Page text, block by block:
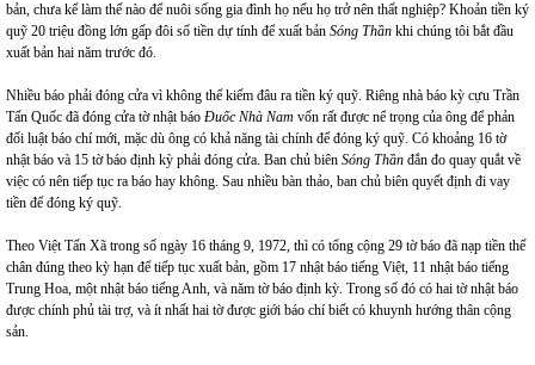
bản, chưa kể làm thế nào để nuôi sống gia đình họ nếu họ trở nên thất nghiệp? Khoản tiền ký
quỹ 20 triệu đồng lớn gấp đôi số tiền dự tính để xuất bản Sóng Thần khi chúng tôi bắt đầu
xuất bản hai năm trước đó.
Nhiều báo phải đóng cửa vì không thể kiếm đâu ra tiền ký quỹ. Riêng nhà báo kỳ cựu Trần
Tấn Quốc đã đóng cửa tờ nhật báo Đuốc Nhà Nam vốn rất được nể trọng của ông để phản
đối luật báo chí mới, mặc dù ông có khả năng tài chính để đóng ký quỹ. Có khoảng 16 tờ
nhật báo và 15 tờ báo định kỳ phải đóng cửa. Ban chủ biên Sóng Thần đắn đo quay quắt về
việc có nên tiếp tục ra báo hay không. Sau nhiều bàn thảo, ban chủ biên quyết định đi vay
tiền để đóng ký quỹ.
Theo Việt Tấn Xã trong số ngày 16 tháng 9, 1972, thì có tổng cộng 29 tờ báo đã nạp tiền thế
chân đúng theo kỳ hạn để tiếp tục xuất bản, gồm 17 nhật báo tiếng Việt, 11 nhật báo tiếng
Trung Hoa, một nhật báo tiếng Anh, và năm tờ báo định kỳ. Trong số đó có hai tờ nhật báo
được chính phủ tài trợ, và ít nhất hai tờ được giới báo chí biết có khuynh hướng thân cộng
sản.